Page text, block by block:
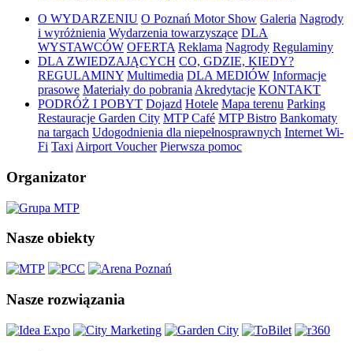
O WYDARZENIU O Poznań Motor Show Galeria Nagrody
i wyróżnienia Wydarzenia towarzyszące DLA
WYSTAWCÓW OFERTA Reklama Nagrody Regulaminy
DLA ZWIEDZAJĄCYCH CO, GDZIE, KIEDY?
REGULAMINY Multimedia DLA MEDIÓW Informacje
prasowe Materiały do pobrania Akredytacje KONTAKT
PODRÓŻ I POBYT Dojazd Hotele Mapa terenu Parking
Restauracje Garden City MTP Café MTP Bistro Bankomaty
na targach Udogodnienia dla niepełnosprawnych Internet Wi-
Fi Taxi Airport Voucher Pierwsza pomoc
Organizator
Nasze obiekty
Nasze rozwiązania